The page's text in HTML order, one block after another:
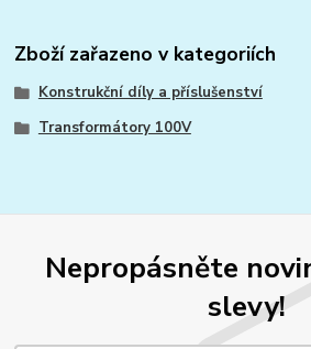
Zboží zařazeno v kategoriích
Konstrukční díly a příslušenství
Transformátory 100V
Nepropásněte
slevy!